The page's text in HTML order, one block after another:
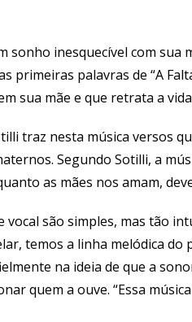
sonho inesquecível com
primeiras palavras de “A
sua mãe e que retrata a
traz nesta música versos
Segundo Sotilli, a
as mães nos amam,
são simples, mas tão
temos a linha melódica
na ideia de que a
quem a ouve. “Essa